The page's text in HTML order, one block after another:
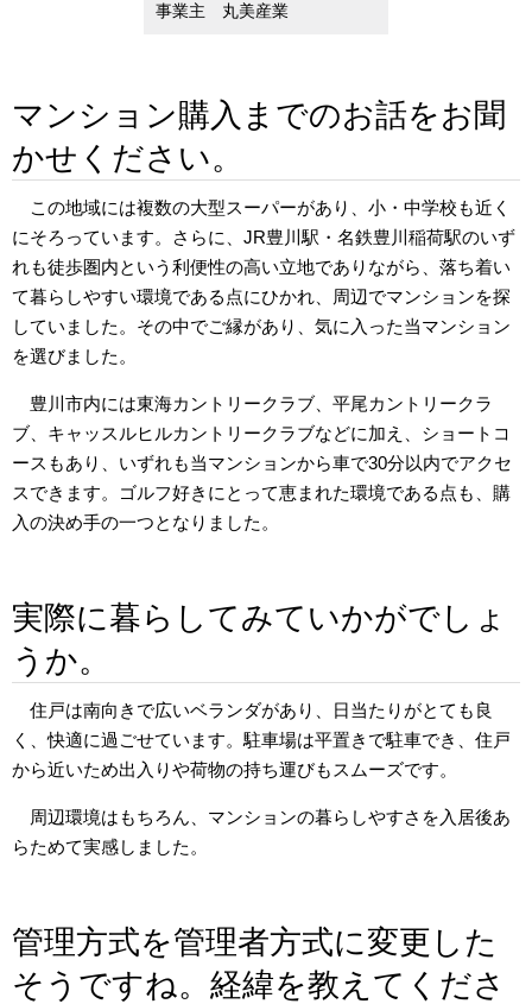
事業主 丸美産業
マンション購入までのお話をお聞
かせください。
この地域には複数の大型スーパーがあり、小・中学校も近く
にそろっています。さらに、JR豊川駅・名鉄豊川稲荷駅のいず
れも徒歩圏内という利便性の高い立地でありながら、落ち着い
て暮らしやすい環境である点にひかれ、周辺でマンションを探
していました。その中でご縁があり、気に入った当マンション
を選びました。
豊川市内には東海カントリークラブ、平尾カントリークラ
ブ、キャッスルヒルカントリークラブなどに加え、ショートコ
ースもあり、いずれも当マンションから車で30分以内でアクセ
スできます。ゴルフ好きにとって恵まれた環境である点も、購
入の決め手の一つとなりました。
実際に暮らしてみていかがでしょ
うか。
住戸は南向きで広いベランダがあり、日当たりがとても良
く、快適に過ごせています。駐車場は平置きで駐車でき、住戸
から近いため出入りや荷物の持ち運びもスムーズです。
周辺環境はもちろん、マンションの暮らしやすさを入居後あ
らためて実感しました。
管理方式を管理者方式に変更した
そうですね。経緯を教えてくださ